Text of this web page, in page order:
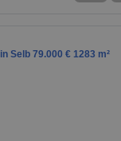
Selb 79.000 € 1283 m²